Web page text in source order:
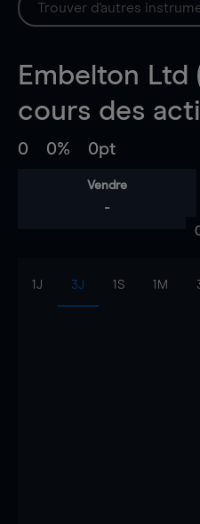
Embelton Ltd
cours des
0 0% 0pt
Vendre
-
1J 3J 1S 1M